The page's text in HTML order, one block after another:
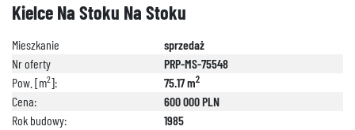
Kielce Na Stoku Na Stoku
Mieszkanie
sprzedaż
Nr oferty
PRP-MS-75548
Pow. [m2]: 75.17 m2
Cena:
600 000 PLN
Rok budowy:
1985